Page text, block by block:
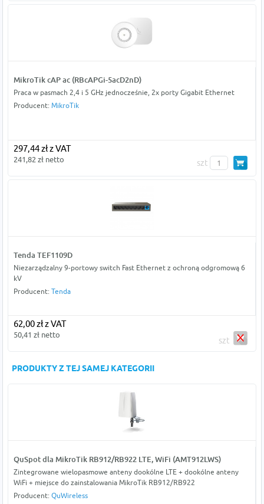
MikroTik cAP ac (RBcAPGi-5acD2nD)
Praca w pasmach 2,4 i 5 GHz jednocześnie, 2x porty Gigabit Ethernet
Producent: MikroTik
297,44 zł z VAT
241,82 zł netto szt
Tenda TEF1109D
Niezarządzalny 9-portowy switch Fast Ethernet z ochroną odgromową 6
kV
Producent: Tenda
62,00 zł z VAT
50,41 zł netto
szt
PRODUKTY Z TEJ SAMEJ KATEGORII
QuSpot dla MikroTik RB912/RB922 LTE, WiFi (AMT912LWS)
Zintegrowane wielopasmowe anteny dookólne LTE + dookólne anteny
WiFi + miejsce do zainstalowania MikroTik RB912/RB922
Producent: QuWireless